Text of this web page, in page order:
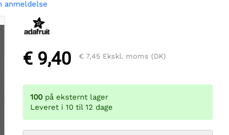
anmeldelse
€ 9,40 € 7,45 Ekskl. moms (DK)
100 på eksternt lager
Leveret i 10 til 12 dage